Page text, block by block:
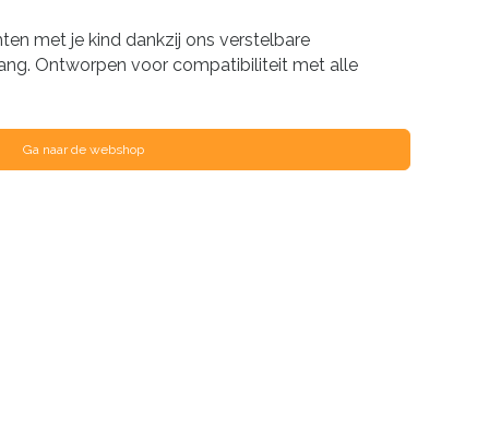
met je kind dankzij ons verstelbare
Ontworpen voor compatibiliteit met alle
Ga naar de webshop